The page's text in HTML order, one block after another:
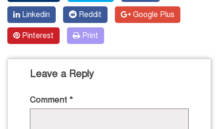
Linkedin Reddit Google Plus
Pinterest Print
Leave a Reply
Comment *